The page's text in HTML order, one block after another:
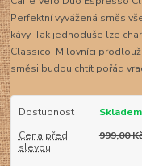
Perfektní vyvážená směs
kávy. Tak jednoduše lze
Classico. Milovníci
směsi budou chtít pořád
Dostupnost
Skladem
Cena před
slevou
999,00